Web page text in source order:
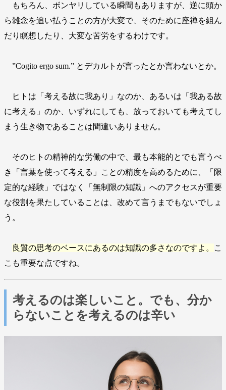
もちろん、ボンヤリしている瞬間もありますが、逆に頭か
ら雑念を追い払うことの方が大変で、そのために座禅を組ん
だり瞑想したり、大変な苦労をするわけです。
”Cogito ergo sum.” とデカルトが言ったとか言わないとか。
ヒトは「考える故に我あり」なのか、あるいは「我ある故
に考える」のか、いずれにしても、放っておいても考えてし
まう生き物であることは間違いありません。
そのヒトの精神的な労働の中で、最も本能的とでも言うべ
き「言葉を使って考える」ことの精度を高めるために、「限
定的な経験」ではなく「無制限の知識」へのアクセスが重要
な役割を果たしていることは、改めて言うまでもないでしょ
う。
良質の思考のベースにあるのは知識の多さなのですよ。
こ
こも重要な点ですね。
考えるのは楽しいこと。でも、分か
らないことを考えるのは辛い